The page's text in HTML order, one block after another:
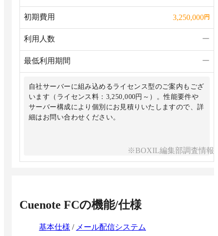
初期費用 3,250,000円
利用人数 ー
最低利用期間 ー
自社サーバーに組み込めるライセンス型のご案内もござ
います（ライセンス料：3,250,000円～）。性能要件や
サーバー構成により個別にお見積りいたしますので、詳
細はお問い合わせください。
※BOXIL編集部調査情報
Cuenote FCの機能/仕様
基本仕様 / メール配信システム